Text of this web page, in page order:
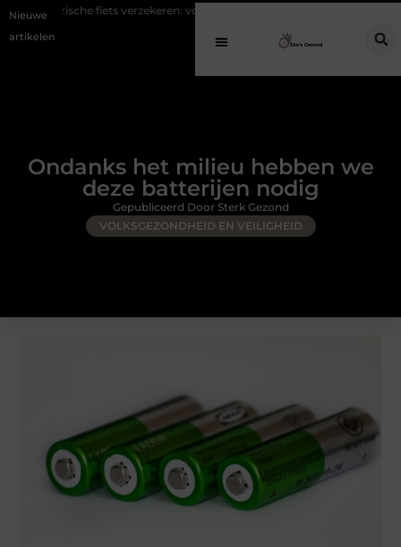
Nieuwe
artikelen
verzekeren: voorkom hoge kosten bij diefstal en schade
Ondanks het milieu hebben we
deze batterijen nodig
VOLKSGEZONDHEID EN VEILIGHEID
Gepubliceerd Door Sterk Gezond